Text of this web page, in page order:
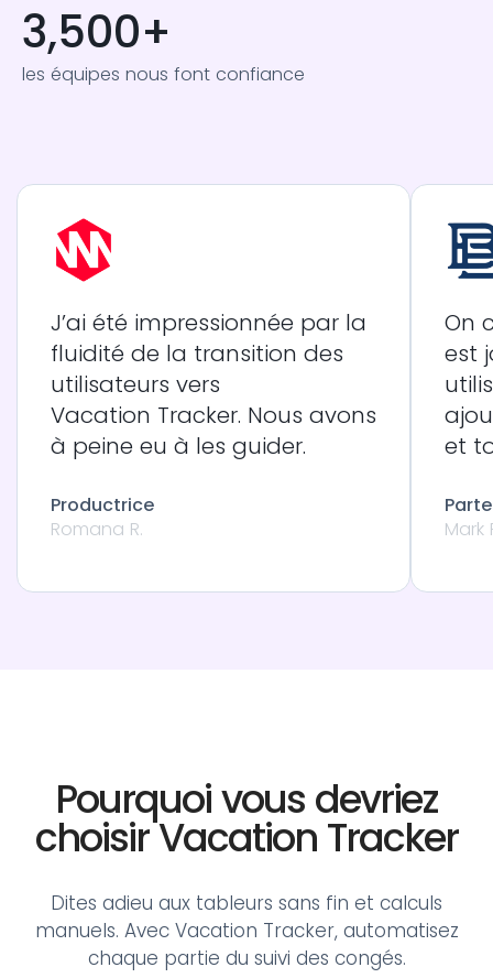
3,500+
les équipes nous font confiance
J’ai été impressionnée par la
fluidité de la transition des
utilisateurs vers
Vacation Tracker. Nous avons
à peine eu à les guider.
Productrice
Romana R.
On
est
et
Mark
Pourquoi vous devriez
choisirVacation Tracker
Dites adieu aux tableurs sans fin et calculs
manuels. Avec Vacation Tracker, automatisez
chaque partie du suivi des congés.